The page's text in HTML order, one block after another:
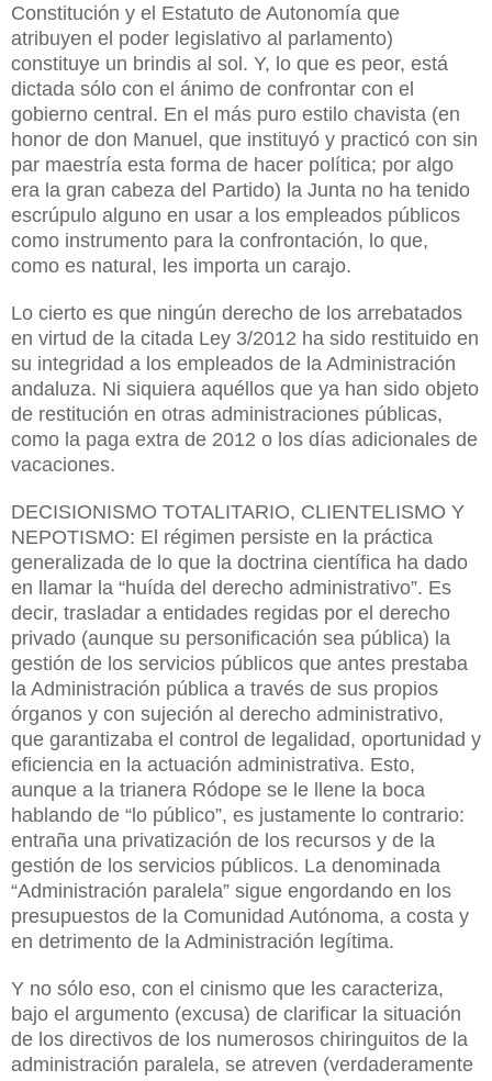
Constitución y el Estatuto de Autonomía que
atribuyen el poder legislativo al parlamento)
constituye un brindis al sol. Y, lo que es peor, está
dictada sólo con el ánimo de confrontar con el
gobierno central. En el más puro estilo chavista (en
honor de don Manuel, que instituyó y practicó con sin
par maestría esta forma de hacer política; por algo
era la gran cabeza del Partido) la Junta no ha tenido
escrúpulo alguno en usar a los empleados públicos
como instrumento para la confrontación, lo que,
como es natural, les importa un carajo.
Lo cierto es que ningún derecho de los arrebatados
en virtud de la citada Ley 3/2012 ha sido restituido en
su integridad a los empleados de la Administración
andaluza. Ni siquiera aquéllos que ya han sido objeto
de restitución en otras administraciones públicas,
como la paga extra de 2012 o los días adicionales de
vacaciones.
DECISIONISMO TOTALITARIO, CLIENTELISMO Y
NEPOTISMO: El régimen persiste en la práctica
generalizada de lo que la doctrina científica ha dado
en llamar la “huída del derecho administrativo”. Es
decir, trasladar a entidades regidas por el derecho
privado (aunque su personificación sea pública) la
gestión de los servicios públicos que antes prestaba
la Administración pública a través de sus propios
órganos y con sujeción al derecho administrativo,
que garantizaba el control de legalidad, oportunidad y
eficiencia en la actuación administrativa. Esto,
aunque a la trianera Ródope se le llene la boca
hablando de “lo público”, es justamente lo contrario:
entraña una privatización de los recursos y de la
gestión de los servicios públicos. La denominada
“Administración paralela” sigue engordando en los
presupuestos de la Comunidad Autónoma, a costa y
en detrimento de la Administración legítima.
Y no sólo eso, con el cinismo que les caracteriza,
bajo el argumento (excusa) de clarificar la situación
de los directivos de los numerosos chiringuitos de la
administración paralela, se atreven (verdaderamente